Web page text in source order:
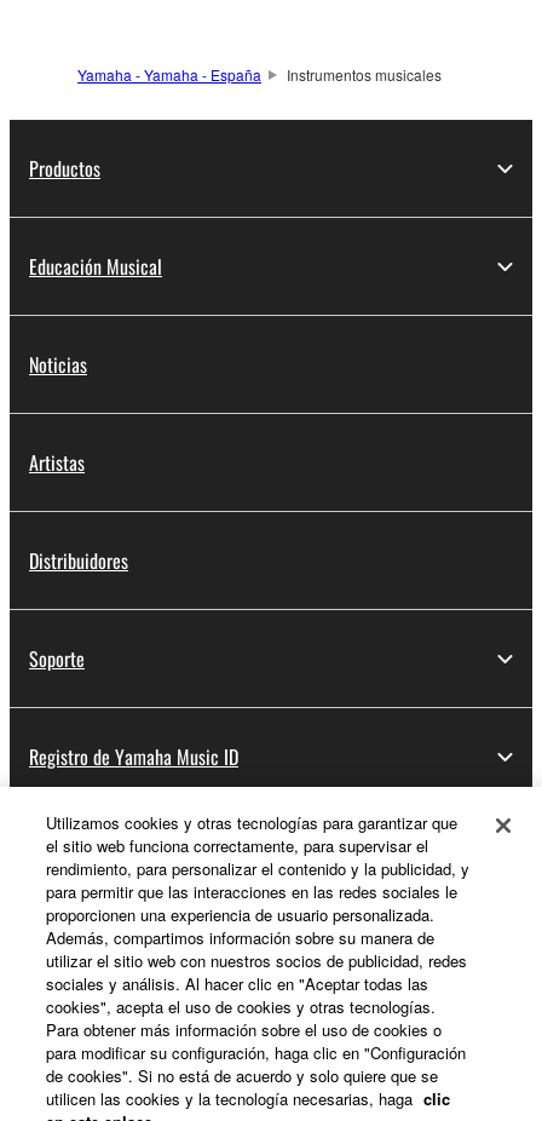
Yamaha - Yamaha - España Instrumentos musicales
Productos
Educación Musical
Noticias
Artistas
Distribuidores
Soporte
Registro de Yamaha Music ID
Acerca de Yamaha
España - Spanish
Empresa
Utilizamos cookies y otras tecnologías para garantizar que
el sitio web funciona correctamente, para supervisar el
rendimiento, para personalizar el contenido y la publicidad, y
para permitir que las interacciones en las redes sociales le
proporcionen una experiencia de usuario personalizada.
Además, compartimos información sobre su manera de
utilizar el sitio web con nuestros socios de publicidad, redes
sociales y análisis. Al hacer clic en "Aceptar todas las
cookies", acepta el uso de cookies y otras tecnologías.
Para obtener más información sobre el uso de cookies o
para modificar su configuración, haga clic en "Configuración
de cookies". Si no está de acuerdo y solo quiere que se
utilicen las cookies y la tecnología necesarias, haga clic